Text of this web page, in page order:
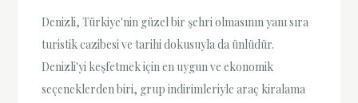
Denizli, Türkiye'nin güzel bir şehri olmasının yanı sıra
turistik cazibesi ve tarihi dokusuyla da ünlüdür.
Denizli'yi keşfetmek için en uygun ve ekonomik
seçeneklerden biri, grup indirimleriyle araç kiralama